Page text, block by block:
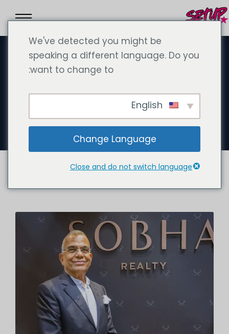
شوبا العقارية دبي: شركة رائدة في
مجال التطوير العقاري الفاخر
We've detected you might be
speaking a different language. Do you
want to change to:
Change Language
Close and do not switch language